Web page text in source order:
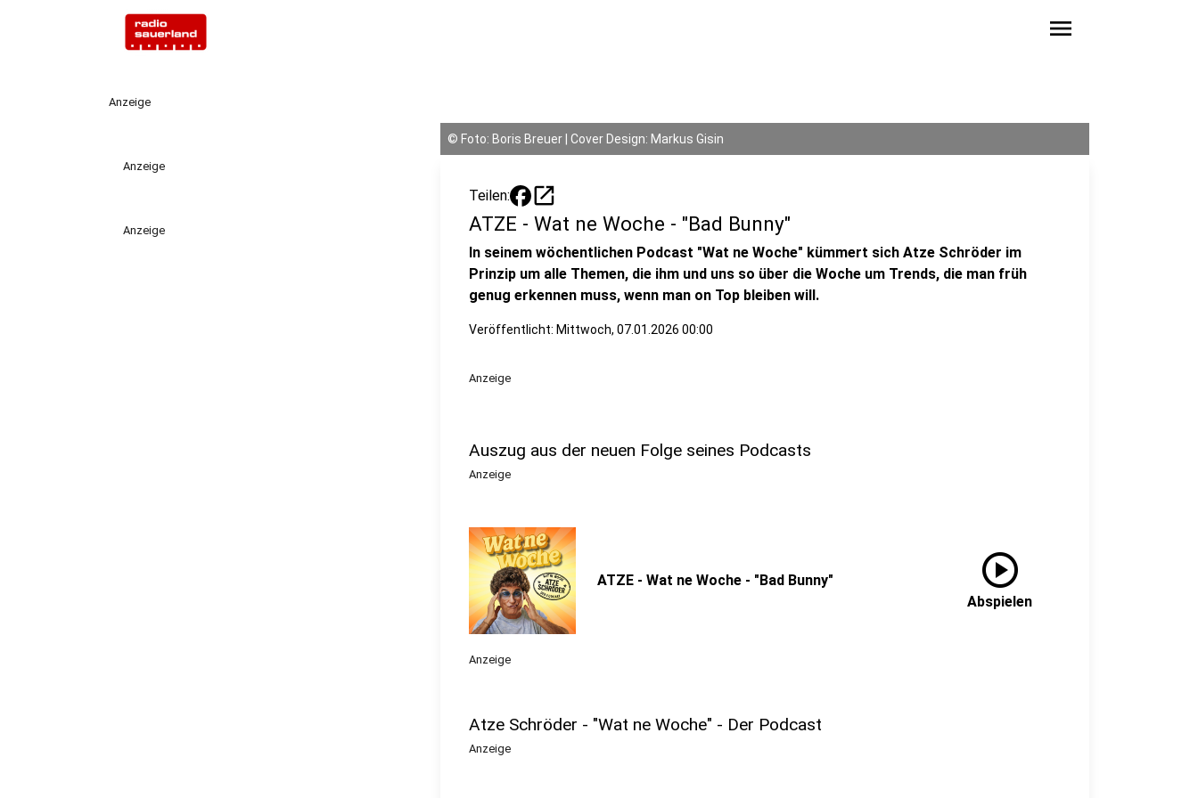
menu
Anzeige
Anzeige
Anzeige
© Foto: Boris Breuer | Cover Design: Markus Gisin
Teilen: open_in_new
ATZE - Wat ne Woche - "Bad Bunny"
In seinem wöchentlichen Podcast "Wat ne Woche" kümmert sich Atze Schröder im
Prinzip um alle Themen, die ihm und uns so über die Woche um Trends, die man früh
genug erkennen muss, wenn man on Top bleiben will.
Veröffentlicht: Mittwoch, 07.01.2026 00:00
Anzeige
Auszug aus der neuen Folge seines Podcasts
Anzeige
ATZE - Wat ne Woche - "Bad Bunny" play_circle
Abspielen
Anzeige
Atze Schröder - "Wat ne Woche" - Der Podcast
Anzeige